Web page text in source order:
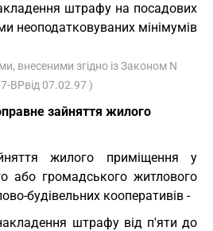
штрафу на посадових
неоподатковуваних мінімумів
внесеними згідно із Законом N
ВРвід 07.02.97 )
зайняття жилого
жилого приміщення у
або громадського житлового
будівельних кооперативів -
штрафу від п'яти до